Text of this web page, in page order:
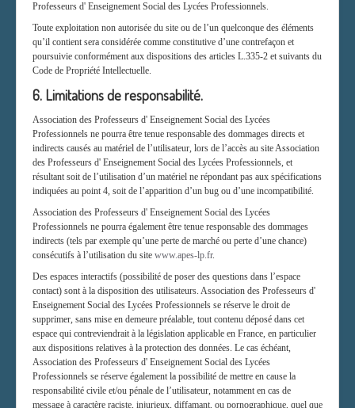
Professeurs d' Enseignement Social des Lycées Professionnels.
Toute exploitation non autorisée du site ou de l’un quelconque des éléments
qu’il contient sera considérée comme constitutive d’une contrefaçon et
poursuivie conformément aux dispositions des articles L.335-2 et suivants du
Code de Propriété Intellectuelle.
6. Limitations de responsabilité.
Association des Professeurs d' Enseignement Social des Lycées
Professionnels ne pourra être tenue responsable des dommages directs et
indirects causés au matériel de l’utilisateur, lors de l’accès au site Association
des Professeurs d' Enseignement Social des Lycées Professionnels, et
résultant soit de l’utilisation d’un matériel ne répondant pas aux spécifications
indiquées au point 4, soit de l’apparition d’un bug ou d’une incompatibilité.
Association des Professeurs d' Enseignement Social des Lycées
Professionnels ne pourra également être tenue responsable des dommages
indirects (tels par exemple qu’une perte de marché ou perte d’une chance)
consécutifs à l’utilisation du site www.apes-lp.fr.
Des espaces interactifs (possibilité de poser des questions dans l’espace
contact) sont à la disposition des utilisateurs. Association des Professeurs d'
Enseignement Social des Lycées Professionnels se réserve le droit de
supprimer, sans mise en demeure préalable, tout contenu déposé dans cet
espace qui contreviendrait à la législation applicable en France, en particulier
aux dispositions relatives à la protection des données. Le cas échéant,
Association des Professeurs d' Enseignement Social des Lycées
Professionnels se réserve également la possibilité de mettre en cause la
responsabilité civile et/ou pénale de l’utilisateur, notamment en cas de
message à caractère raciste, injurieux, diffamant, ou pornographique, quel que